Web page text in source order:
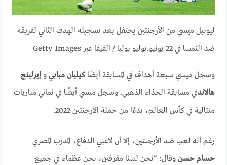
ليونيل ميسي من الأرجنتين يحتفل بعد تسجيله الهدف الثاني لفريقه
ضد النمسا في 22 يونيو.
توليو بوليا / الفيفا عبر Getty Images
وسجل ميسي سبعة أهداف في المسابقة أيضًاكيليان مبابي وإيرلينج
هالاندفي مسابقة الحذاء الذهبي. وسجل ميسي أيضًا في ثماني مباريات
متتالية في كأس العالم، بدءًا من حملة الأرجنتين 2022.
رغم أنه لعب ضد الأرجنتين، إلا أن لاعبي الدفاع، المدرب المصري
حسام حسن وقال: “نحن لسنا مقرفين، نحن عظماء في جميع